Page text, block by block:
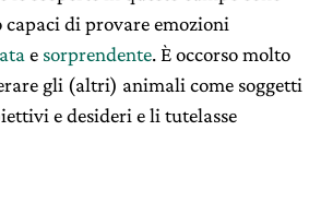
capaci di provare emozioni
e sorprendente. È occorso molto
gli (altri) animali come soggetti
e desideri e li tutelasse